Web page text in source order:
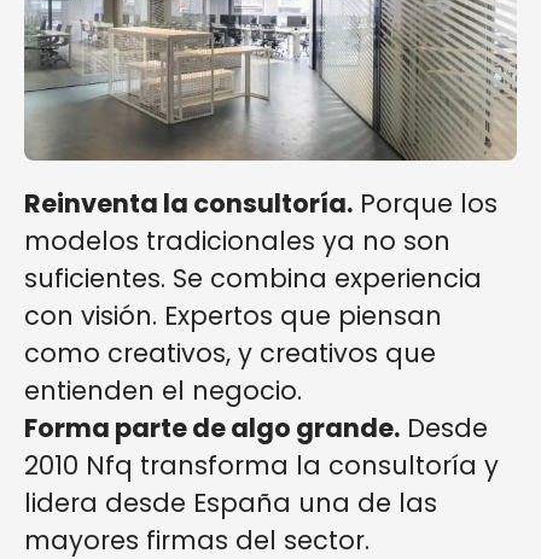
Reinventa la consultoría. Porque los
modelos tradicionales ya no son
suficientes. Se combina experiencia
con visión. Expertos que piensan
como creativos, y creativos que
entienden el negocio.
Forma parte de algo grande. Desde
2010 Nfq transforma la consultoría y
lidera desde España una de las
mayores firmas del sector.